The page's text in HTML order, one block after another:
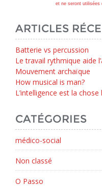
et ne seront utilisées
ARTICLES
Batterie vs percussion
Le travail rythmique aide
Mouvement archaïque
How musical is man?
L’intelligence est la
CATÉGORIES
médico-social
Non classé
O Passo